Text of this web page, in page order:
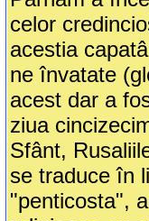
celor
acestia
ne învatate
acest dar a
ziua
Sfânt,
se traduce în
"penticosta",